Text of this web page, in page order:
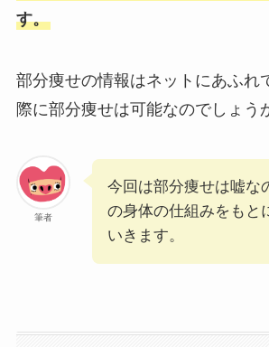
す。
部分痩せの情報はネットにあふれ
際に部分痩せは可能なのでしょう
筆者
今回は部分痩せは嘘な
の身体の仕組みをもと
いきます。